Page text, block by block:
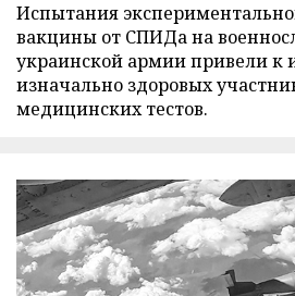
Испытания
вакцины от СПИДа на
украинской армии привели
изначально здоровых
медицинских тестов.